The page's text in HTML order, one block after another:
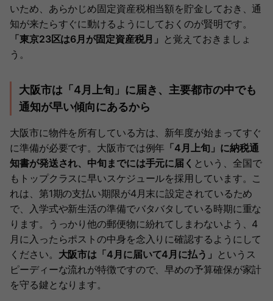
いため、あらかじめ固定資産税相当額を貯金しておき、通
知が来たらすぐに動けるようにしておくのが賢明です。
「東京23区は6月が固定資産税月」 と覚えておきましょ
う。
大阪市は「4月上旬」に届き、主要都市の中でも
通知が早い傾向にあるから
大阪市に物件を所有している方は、新年度が始まってすぐ
に準備が必要です。大阪市では例年 「4月上旬」に納税通
知書が発送され、中旬までには手元に届く という、全国で
もトップクラスに早いスケジュールを採用しています。こ
れは、第1期の支払い期限が4月末に設定されているため
で、入学式や新生活の準備でバタバタしている時期に重な
ります。うっかり他の郵便物に紛れてしまわないよう、4
月に入ったらポストの中身を念入りに確認するようにして
ください。 大阪市は「4月に届いて4月に払う」 というス
ピーディーな流れが特徴ですので、早めの予算確保が家計
を守る鍵となります。